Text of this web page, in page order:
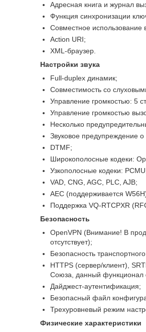
Адресная книга и журнал
Функция синхронизации
Совместное использование
Action URI;
XML-браузер.
Настройки звука
Full-duplex динамик;
Совместимость со
Управление громкостью: 5
Управление громкостью
Несколько
Звуковое предупреждение
DTMF;
Широкополосные кодеки:
Узкополосные кодеки:
VAD, CNG, AGC, PLC, AJB;
AEC (поддерживается
Поддержка VQ-RTCPXR
Безопасность
OpenVPN (Внимание! В
отсутствует);
Безопасность
HTTPS (сервер/клиент),
Союза, данный функционал
Дайджест-аутентификация;
Безопасный файл
Трехуровневый режим
Физические характеристики